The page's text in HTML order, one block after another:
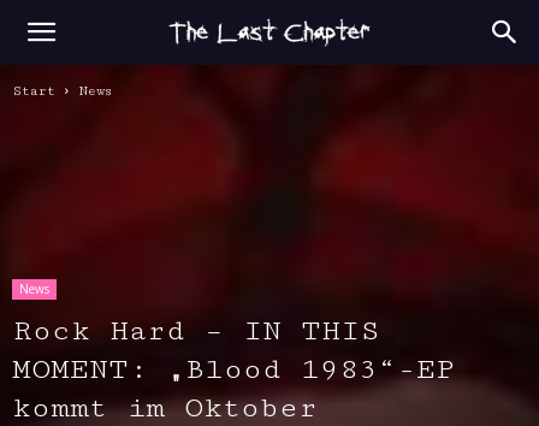
Start News
News
Rock Hard – IN THIS
MOMENT: „Blood 1983“-EP
kommt im Oktober